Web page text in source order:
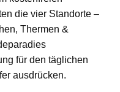
die vier Standorte –
Thermen &
für den täglichen
ausdrücken.